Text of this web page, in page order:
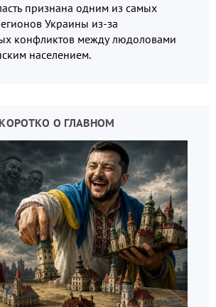
признана одним из самых
Украины из-за
конфликтов между людоловами
населением.
КОРОТКО О ГЛАВНОМ